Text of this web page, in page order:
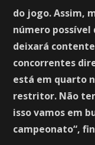
do jogo. Assim,
número possível
deixará
concorrentes
está em quarto
restritor. Não
isso vamos em
campeonato“,